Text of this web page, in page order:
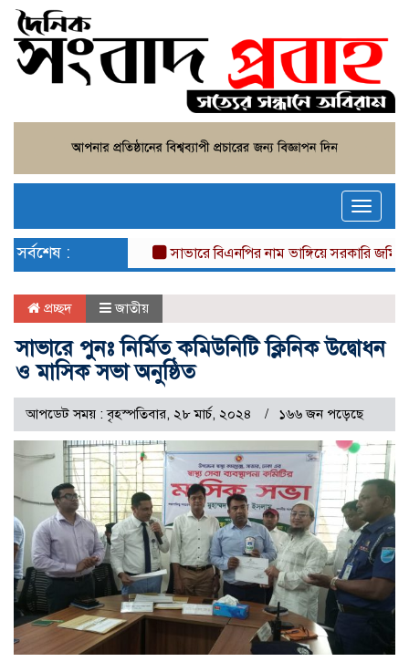
Toggle
সর্বশেষ : সাভারে বিএনপির নাম ভাঙ্গিয়ে সরকারি জমি দখল,
প্রচ্ছদ জাতীয়
সাভারে পুনঃ নির্মিত কমিউনিটি ক্লিনিক উদ্বোধন
ও মাসিক সভা অনুষ্ঠিত
আপডেট সময় : বৃহস্পতিবার, ২৮ মার্চ, ২০২৪ ১৬৬ জন পড়েছে